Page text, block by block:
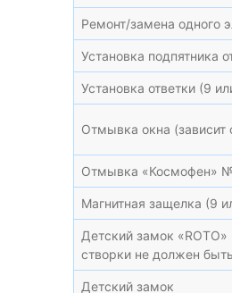
Ремонт/замена одного
Установка подпятника
Установка ответки (9
Отмывка окна (зависит
Отмывка
Магнитная защелка (9
Детский замок
створки не должен
Детский замок